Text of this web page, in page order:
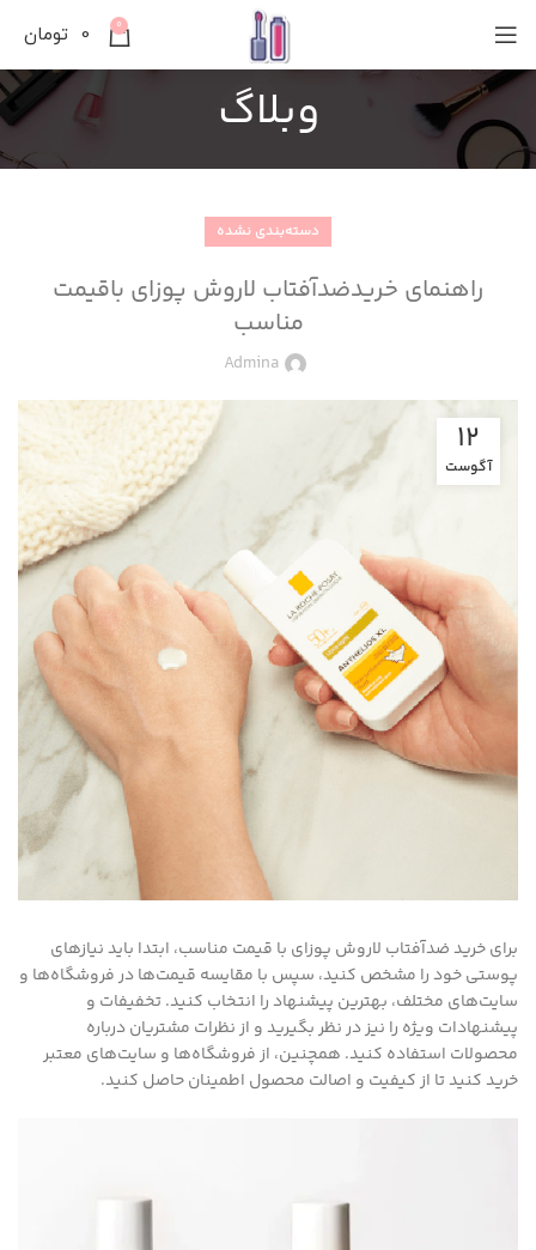
0
0 تومان
وبلاگ
دسته‌بندی نشده
راهنمای خریدضدآفتاب لاروش پوزای باقیمت
مناسب
Admina
12
آگوست
برای خرید ضدآفتاب لاروش پوزای با قیمت مناسب، ابتدا باید نیازهای
پوستی خود را مشخص کنید، سپس با مقایسه قیمت‌ها در فروشگاه‌ها و
سایت‌های مختلف، بهترین پیشنهاد را انتخاب کنید. تخفیفات و
پیشنهادات ویژه را نیز در نظر بگیرید و از نظرات مشتریان درباره
محصولات استفاده کنید. همچنین، از فروشگاه‌ها و سایت‌های معتبر
خرید کنید تا از کیفیت و اصالت محصول اطمینان حاصل کنید.